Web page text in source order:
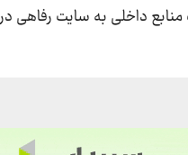
منابع داخلی به سایت رفاهی